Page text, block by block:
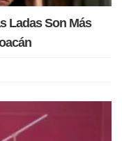
Ladas Son Más